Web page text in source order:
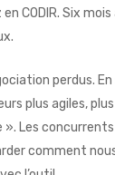
en CODIR. Six
perdus. En
plus agiles,
Les concurrents
comment